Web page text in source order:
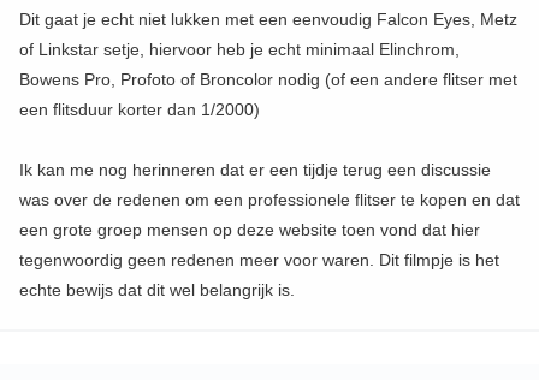
Dit gaat je echt niet lukken met een eenvoudig Falcon Eyes, Metz
of Linkstar setje, hiervoor heb je echt minimaal Elinchrom,
Bowens Pro, Profoto of Broncolor nodig (of een andere flitser met
een flitsduur korter dan 1/2000)
Ik kan me nog herinneren dat er een tijdje terug een discussie
was over de redenen om een professionele flitser te kopen en dat
een grote groep mensen op deze website toen vond dat hier
tegenwoordig geen redenen meer voor waren. Dit filmpje is het
echte bewijs dat dit wel belangrijk is.